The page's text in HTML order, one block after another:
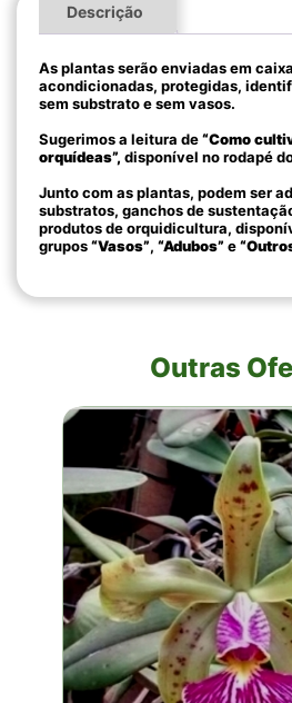
Descrição
As plantas serão enviadas em
acondicionadas, protegidas,
sem substrato e sem vasos.
Sugerimos a leitura de“Como
orquídeas”, disponível no rodapé
Junto com as plantas, podem ser
substratos, ganchos de
produtos de orquidicultura,
grupos“Vasos”, “Adubos” e
Outras